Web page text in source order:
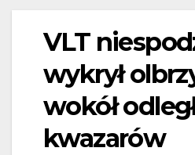
VLT
wykrył
wokół
kwazarów